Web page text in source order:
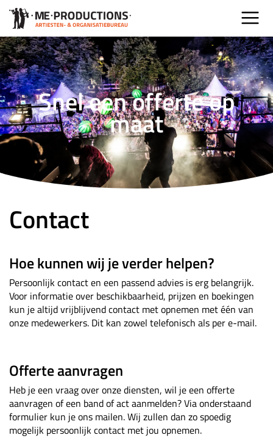
Snel een offerte op
maat
Contact
Hoe kunnen wij je verder helpen?
Persoonlijk contact en een passend advies is erg belangrijk.
Voor informatie over beschikbaarheid, prijzen en boekingen
kun je altijd vrijblijvend contact met opnemen met één van
onze medewerkers. Dit kan zowel telefonisch als per e-mail.
Offerte aanvragen
Heb je een vraag over onze diensten, wil je een offerte
aanvragen of een band of act aanmelden? Via onderstaand
formulier kun je ons mailen. Wij zullen dan zo spoedig
mogelijk persoonlijk contact met jou opnemen.